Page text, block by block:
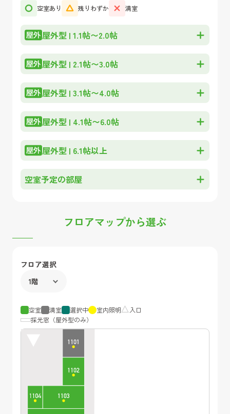
空室あり
残りわずか 満室
屋外型 | 1.1帖〜2.0帖
屋外型 | 2.1帖〜3.0帖
屋外型 | 3.1帖〜4.0帖
屋外型 | 4.1帖〜6.0帖
屋外型 | 6.1帖以上
空室予定の部屋
フロアマップから選ぶ
フロア選択
空室 満室 選択中 室内照明
入口
採光窓（屋外型のみ）